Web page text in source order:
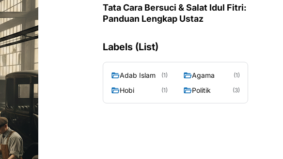
Tata Cara Bersuci & Salat Idul Fitri:
Panduan Lengkap Ustaz
Labels (List)
Adab Islam (1) Agama (1)
Hobi (1) Politik (3)